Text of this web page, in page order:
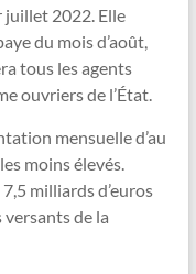
juillet 2022. Elle
du mois d’août,
tous les agents
ouvriers de l’État.
mensuelle d’au
moins élevés.
milliards d’euros
de la